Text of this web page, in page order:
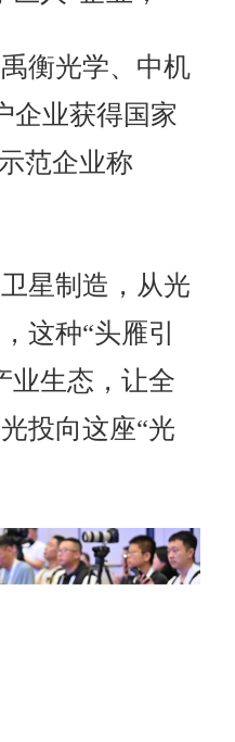
衡光学、中机
企业获得国家
范企业称
星制造，从光
这种“头雁引
业生态，让全
投向这座“光